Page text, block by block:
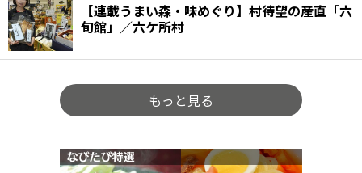
【連載うまい森・味めぐり】村待望の産直「六
旬館」／六ケ所村
もっと見る